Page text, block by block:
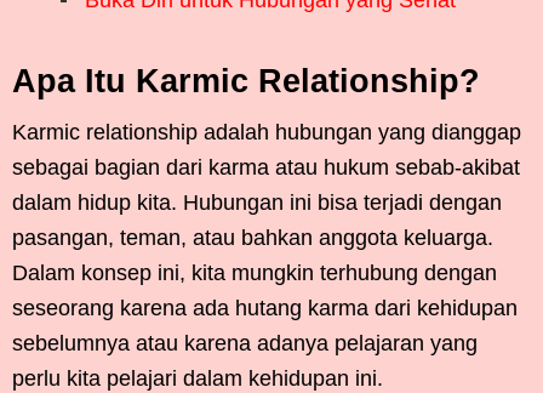
Apa Itu Karmic Relationship?
Karmic relationship adalah hubungan yang dianggap
sebagai bagian dari karma atau hukum sebab-akibat
dalam hidup kita. Hubungan ini bisa terjadi dengan
pasangan, teman, atau bahkan anggota keluarga.
Dalam konsep ini, kita mungkin terhubung dengan
seseorang karena ada hutang karma dari kehidupan
sebelumnya atau karena adanya pelajaran yang
perlu kita pelajari dalam kehidupan ini.